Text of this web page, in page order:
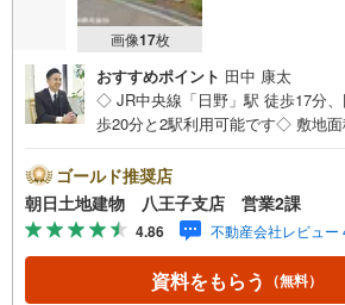
画像17枚
おすすめポイント 田中 康太
◇ JR中央線「日野」駅 徒歩17分
歩20分と2駅利用可能です◇ 敷地
お好みのハウスメーカーや工務店に
していただけます※バザール会場に
ッズスペースをご用意しておりま
でも、安心してご来場ください！資
ご相談などお気軽にお問合せくだ
客様がご覧になったことのない情
ゴールド推奨店
朝日土地建物 八王子支店 営業2課
4.86 不動産会社レビュー
資料をもらう （無料）